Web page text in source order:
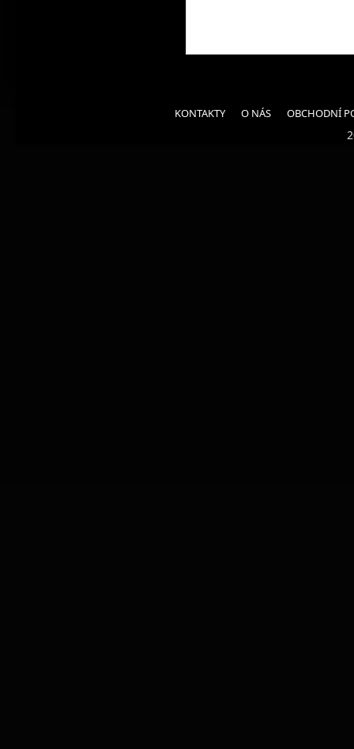
KONTAKTY O NÁS OBCHODNÍ